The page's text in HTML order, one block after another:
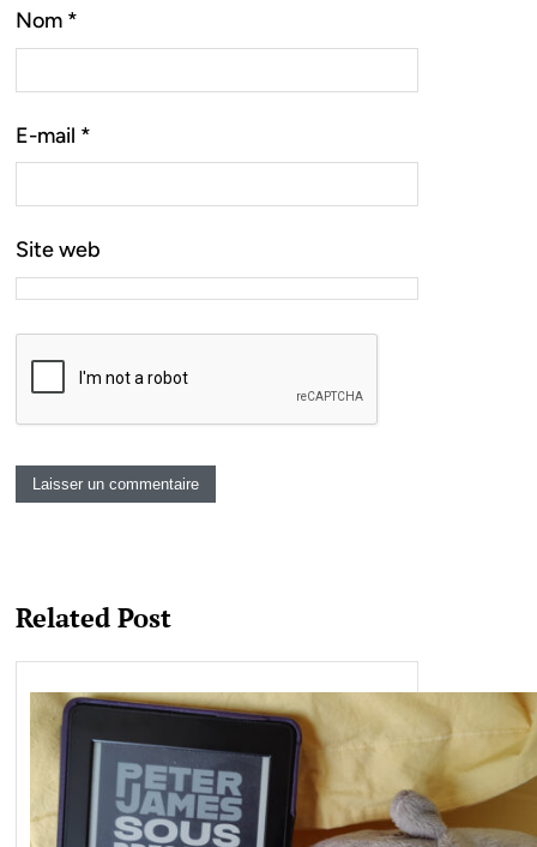
Nom *
E-mail *
Site web
Related Post